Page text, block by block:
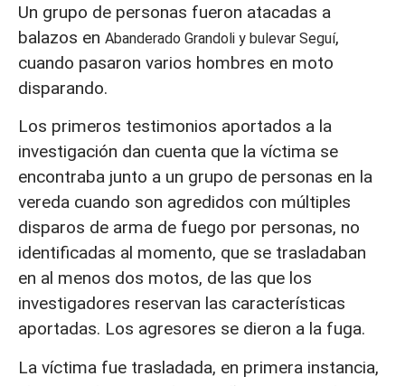
Un grupo de personas fueron atacadas a
balazos en Abanderado Grandoli y bulevar Seguí,
cuando pasaron varios hombres en moto
disparando.
Los primeros testimonios aportados a la
investigación dan cuenta que la víctima se
encontraba junto a un grupo de personas en la
vereda cuando son agredidos con múltiples
disparos de arma de fuego por personas, no
identificadas al momento, que se trasladaban
en al menos dos motos, de las que los
investigadores reservan las características
aportadas. Los agresores se dieron a la fuga.
La víctima fue trasladada, en primera instancia,